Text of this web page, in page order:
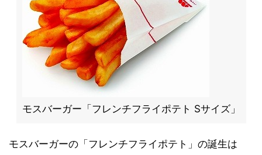
モスバーガー「フレンチフライポテト Sサイズ」
モスバーガーの「フレンチフライポテト」の誕生は